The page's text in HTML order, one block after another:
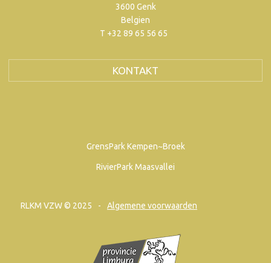
3600 Genk
Belgien
T +32 89 65 56 65
KONTAKT
GrensPark Kempen~Broek
RivierPark Maasvallei
RLKM VZW © 2025 Algemene voorwaarden